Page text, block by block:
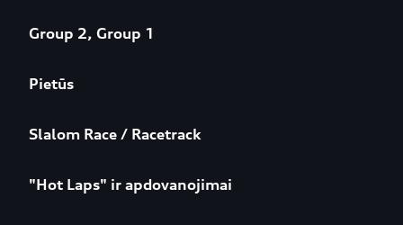
Group 2, Group 1
Pietūs
Slalom Race / Racetrack
"Hot Laps" ir apdovanojimai